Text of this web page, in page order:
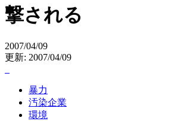
撃される
2007/04/09
更新: 2007/04/09
暴力
汚染企業
環境